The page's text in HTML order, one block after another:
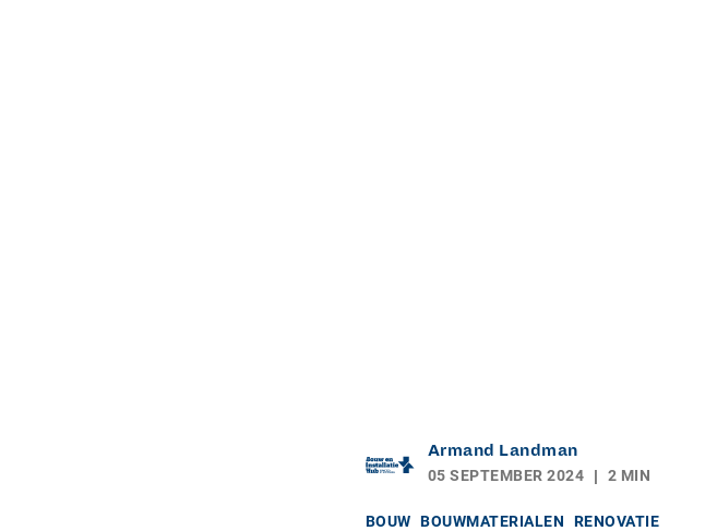
Armand Landman
05 SEPTEMBER 2024
2 MIN
BOUW BOUWMATERIALEN RENOVATIE